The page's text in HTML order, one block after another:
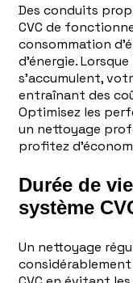
Des conduits
CVC de
consommation
d'énergie.
s'accumulent,
entraînant des
Optimisez les
un nettoyage
profitez
Durée de
système
Un nettoyage